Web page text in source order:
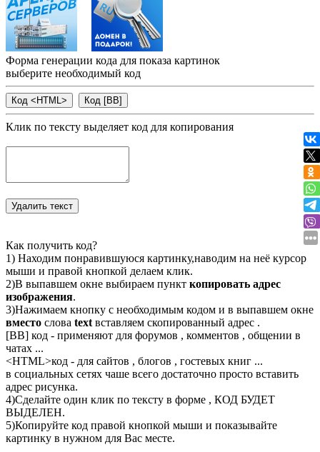
Форма генерации кода для показа картинок
выберите необходимый код
Клик по тексту выделяет код для копирования
Как получить код?
1) Находим понравившуюся картинку,наводим на неё курсор
мыши и правой кнопкой делаем клик.
2)В выпавшем окне выбираем пункт копировать адрес
изображения.
3)Нажимаем кнопку с необходимым кодом и в выпавшем окне
вместо слова text вставляем скопированный адрес .
[BB] код - применяют для форумов , комментов , общении в
чатах ...
<HTML>код - для сайтов , блогов , гостевых книг ...
в социальных сетях чаше всего достаточно просто вставить
адрес рисунка.
4)Сделайте один клик по тексту в форме , КОД БУДЕТ
ВЫДЕЛЕН.
5)Копируйте код правой кнопкой мыши и показывайте
картинку в нужном для Вас месте.